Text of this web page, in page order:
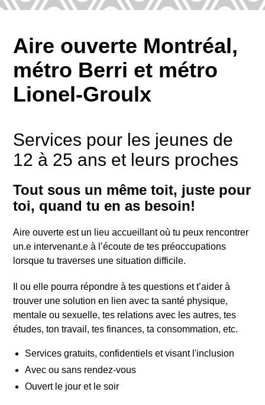
Aire ouverte Montréal,
métro Berri et métro
Lionel-Groulx
Services pour les jeunes de
12 à 25 ans et leurs proches
Tout sous un même toit, juste pour
toi, quand tu en as besoin!
Aire ouverte est un lieu accueillant où tu peux rencontrer
un.e intervenant.e à l’écoute de tes préoccupations
lorsque tu traverses une situation difficile.
Il ou elle pourra répondre à tes questions et t’aider à
trouver une solution en lien avec ta santé physique,
mentale ou sexuelle, tes relations avec les autres, tes
études, ton travail, tes finances, ta consommation, etc.
Services gratuits, confidentiels et visant l'inclusion
Avec ou sans rendez-vous
Ouvert le jour et le soir